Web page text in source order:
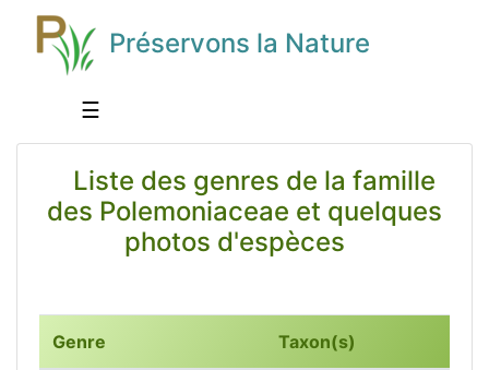
Préservons la Nature
☰
Liste des genres de la famille
des Polemoniaceae et quelques
photos d'espèces
Genre Taxon(s)